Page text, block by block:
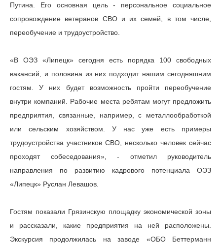
Путина. Его основная цель - персональное социальное
сопровождение ветеранов СВО и их семей, в том числе,
переобучение и трудоустройство.
«В ОЭЗ «Липецк» сегодня есть порядка 100 свободных
вакансий, и половина из них подходит нашим сегодняшним
гостям. У них будет возможность пройти переобучение
внутри компаний. Рабочие места ребятам могут предложить
предприятия, связанные, например, с металлообработкой
или сельским хозяйством. У нас уже есть примеры
трудоустройства участников СВО, несколько человек сейчас
проходят собеседования», - отметил руководитель
направления по развитию кадрового потенциала ОЭЗ
«Липецк» Руслан Левашов.
Гостям показали Грязинскую площадку экономической зоны
и рассказали, какие предприятия на ней расположены.
Экскурсия продолжилась на заводе «ОБО Беттерманн